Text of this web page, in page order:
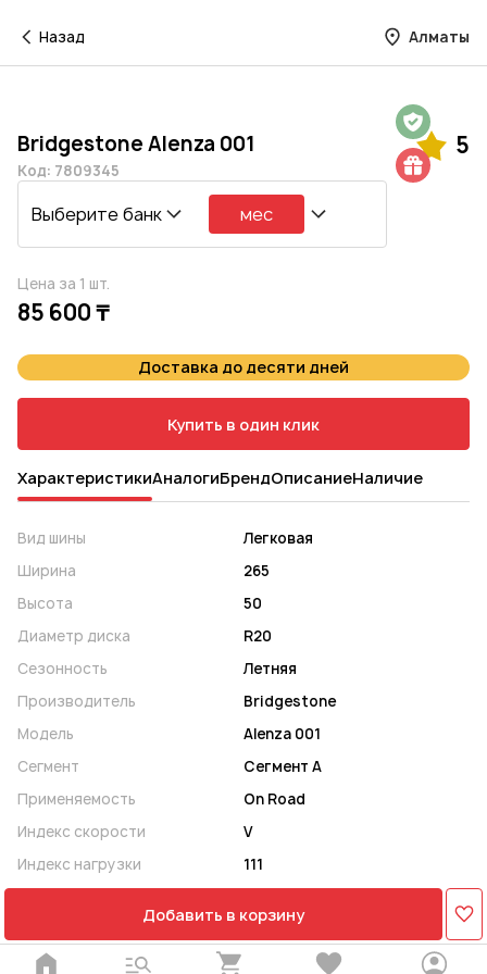
Назад Алматы
Bridgestone Alenza 001 5
Код: 7809345
Выберите банк мес
Цена за 1 шт.
85 600 ₸
Доставка до десяти дней
Купить в один клик
ХарактеристикиАналогиБрендОписаниеНаличие
Вид шины
Легковая
Ширина
265
Высота
50
Диаметр диска
R20
Сезонность
Летняя
Производитель
Bridgestone
Модель
Alenza 001
Сегмент
Сегмент A
Применяемость
On Road
Индекс скорости
V
Индекс нагрузки
111
Добавить в корзину